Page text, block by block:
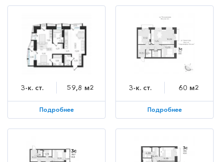
3-к. ст. 59,8 м2
Подробнее
3-к. ст. 60 м2
Подробнее